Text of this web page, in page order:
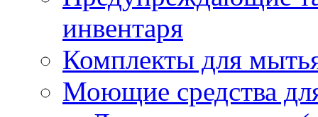
инвентаря
Комплекты для
Моющие средства